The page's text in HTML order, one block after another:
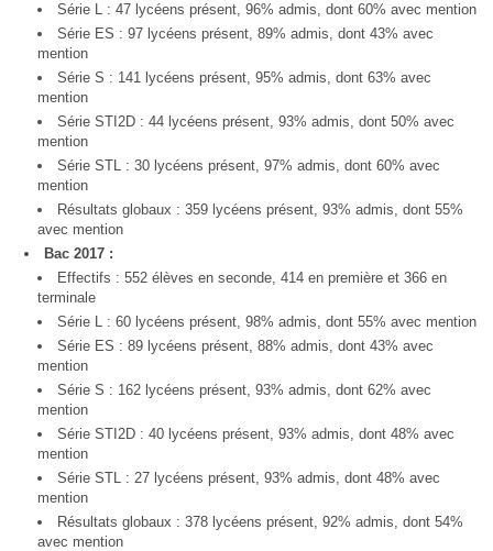
Série L : 47 lycéens présent, 96% admis, dont 60% avec mention
Série ES : 97 lycéens présent, 89% admis, dont 43% avec
mention
Série S : 141 lycéens présent, 95% admis, dont 63% avec
mention
Série STI2D : 44 lycéens présent, 93% admis, dont 50% avec
mention
Série STL : 30 lycéens présent, 97% admis, dont 60% avec
mention
Résultats globaux : 359 lycéens présent, 93% admis, dont 55%
avec mention
Bac 2017 :
Effectifs : 552 élèves en seconde, 414 en première et 366 en
terminale
Série L : 60 lycéens présent, 98% admis, dont 55% avec mention
Série ES : 89 lycéens présent, 88% admis, dont 43% avec
mention
Série S : 162 lycéens présent, 93% admis, dont 62% avec
mention
Série STI2D : 40 lycéens présent, 93% admis, dont 48% avec
mention
Série STL : 27 lycéens présent, 93% admis, dont 48% avec
mention
Résultats globaux : 378 lycéens présent, 92% admis, dont 54%
avec mention